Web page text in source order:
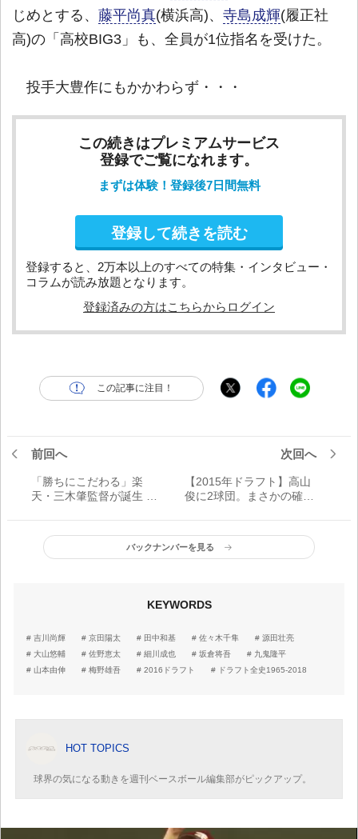
じめとする、 藤平尚真(横浜高)、 寺島成輝(履正社
高)の「高校BIG3」も、全員が1位指名を受けた。
投手大豊作にもかかわらず・・・
この続きはプレミアムサービス
登録でご覧になれます。
まずは体験！登録後7日間無料
登録して続きを読む
登録すると、2万本以上のすべての特集・インタビュー・
コラムが読み放題となります。
登録済みの方はこちらからログイン
この記事に注目！
前回へ
「勝ちにこだわる」楽
天・三木肇監督が誕生 平
チーム改革へ石井GMが決
次回へ
【2015年ドラフト】高山
俊に2球団。まさかの確認
ガッツポーズ／ドラフト
全史1965-2018
バックナンバーを見る
KEYWORDS
吉川尚輝 京田陽太 田中和基 佐々木千隼
源田壮亮
大山悠輔
佐野恵太 細川成也 坂倉将吾
九鬼隆平
山本由伸
梅野雄吾 2016ドラフト ドラフト全史1965-2018
HOT TOPICS
球界の気になる動きを週刊ベースボール編集部がピックアップ。